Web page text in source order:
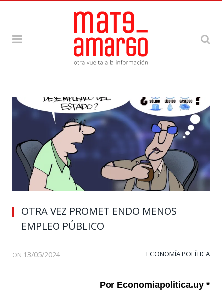
OTRA VEZ PROMETIENDO MENOS
EMPLEO PÚBLICO
ON 13/05/2024 ECONOMÍA POLÍTICA
Por Economiapolitica.uy *